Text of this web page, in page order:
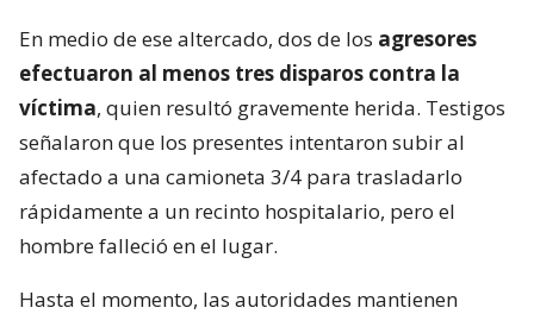
En medio de ese altercado, dos de los agresores
efectuaron al menos tres disparos contra la
víctima, quien resultó gravemente herida. Testigos
señalaron que los presentes intentaron subir al
afectado a una camioneta 3/4 para trasladarlo
rápidamente a un recinto hospitalario, pero el
hombre falleció en el lugar.
Hasta el momento, las autoridades mantienen